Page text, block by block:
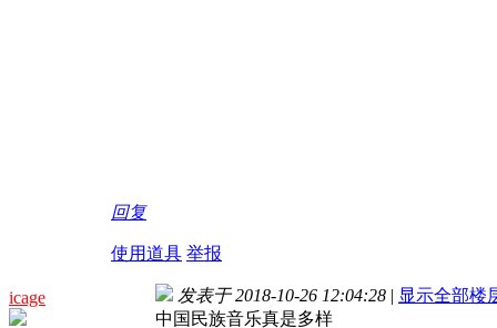
回复
使用道具 举报
icage 发表于 2018-10-26 12:04:28 | 显示全部楼
中国民族音乐真是多样